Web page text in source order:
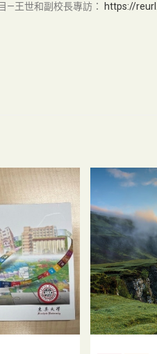
—王世和副校長專訪： https://